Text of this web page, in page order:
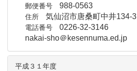
郵便番号 988-0563
住所 気仙沼市唐桑町中井134-3
電話番号 0226-32-3146
nakai-sho＠kesennuma.ed.jp
平成３１年度